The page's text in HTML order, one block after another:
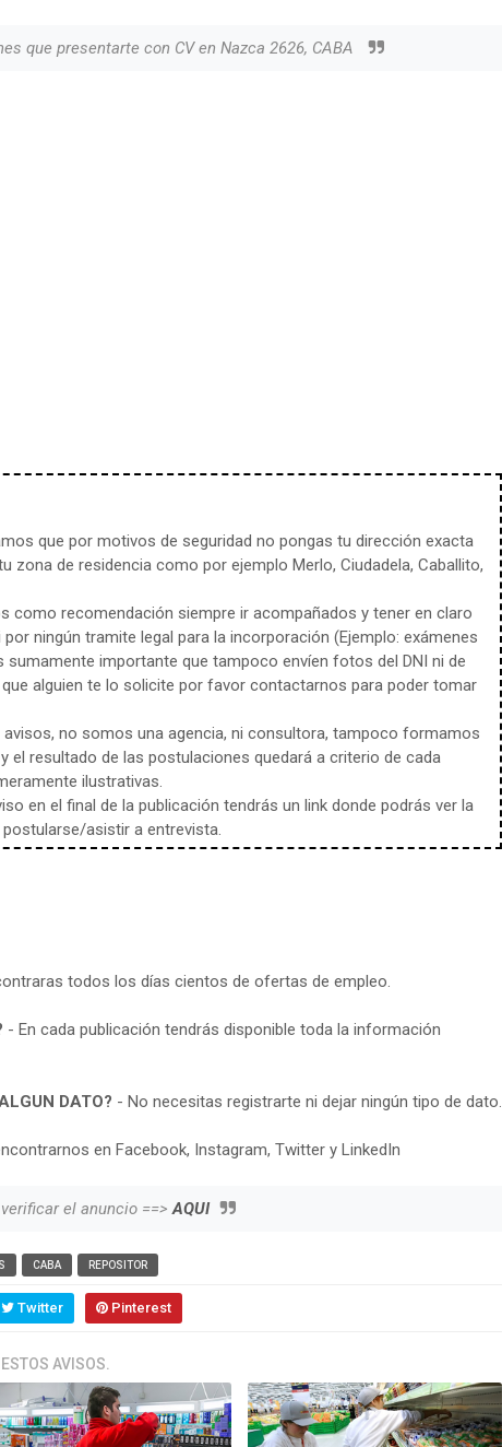
que presentarte con CV en Nazca 2626, CABA
que por motivos de seguridad no pongas tu dirección exacta
zona de residencia como por ejemplo Merlo, Ciudadela, Caballito,
como recomendación siempre ir acompañados y tener en claro
ningún tramite legal para la incorporación (Ejemplo: exámenes
importante que tampoco envíen fotos del DNI ni de
alguien te lo solicite por favor contactarnos para poder tomar
no somos una agencia, ni consultora, tampoco formamos
el resultado de las postulaciones quedará a criterio de cada
ilustrativas.
en el final de la publicación tendrás un link donde podrás ver la
asistir a entrevista.
todos los días cientos de ofertas de empleo.
- En cada publicación tendrás disponible toda la información
DATO? - No necesitas registrarte ni dejar ningún tipo de dato.
en Facebook, Instagram, Twitter y LinkedIn
el anuncio ==>AQUI
CABA REPOSITOR
Twitter Pinterest
AVISOS.